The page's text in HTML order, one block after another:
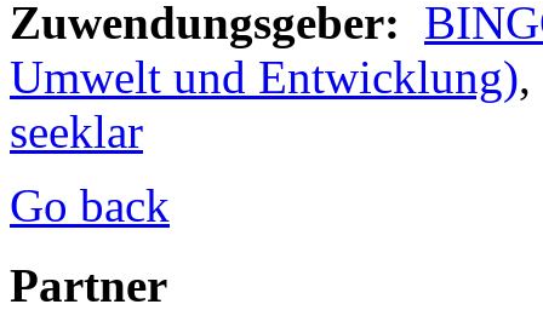
Zuwendungsgeber:
Umwelt und Entwicklung),
seeklar
Go back
Partner